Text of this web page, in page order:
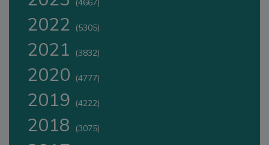
(4667)
2022 (5305)
2021 (3832)
2020 (4777)
2019 (4222)
2018 (3075)